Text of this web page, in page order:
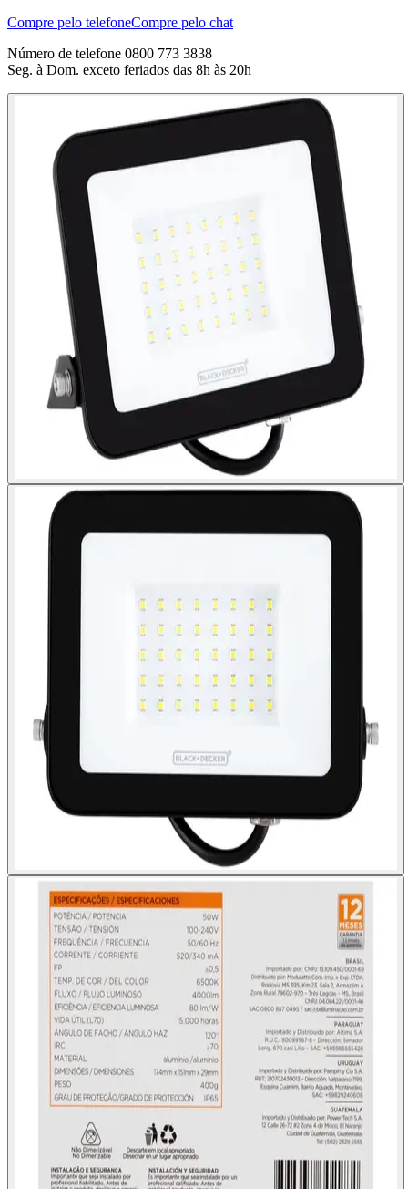
Compre pelo telefoneCompre pelo chat
Número de telefone 0800 773 3838
Seg. à Dom. exceto feriados das 8h às 20h